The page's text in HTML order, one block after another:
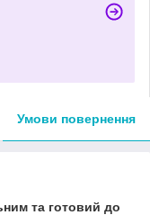
Умови повернення
та готовий до